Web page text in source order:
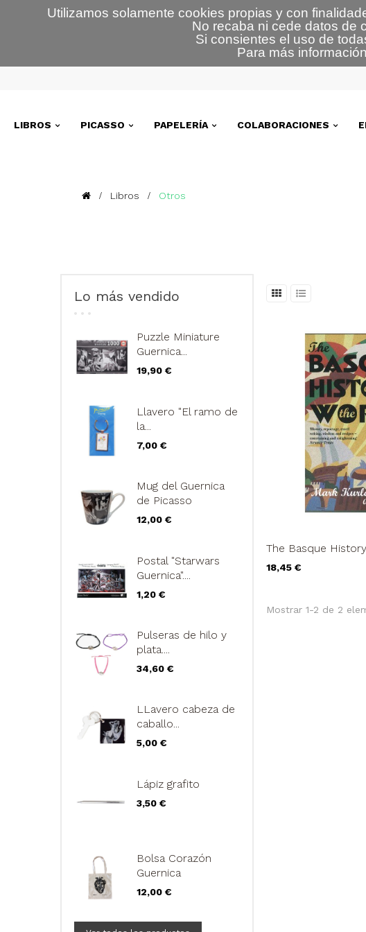
LIBROS PICASSO PAPELERÍA COLABORACIONES
Libros Otros
Lo más vendido
Puzzle Miniature
Guernica...
Precio
19,90 €
Llavero "El ramo de
la...
Precio
7,00 €
Mug del Guernica
de Picasso
Precio
12,00 €
Postal "Starwars
Guernica"....
Precio
1,20 €
Pulseras de hilo y
plata....
Precio
34,60 €
LLavero cabeza de
caballo...
Precio
5,00 €
Lápiz grafito
Precio
3,50 €
Bolsa Corazón
Guernica
Precio
12,00 €
The Basque
Precio
18,45 €
Mostrar 1-2 de 2
Utilizamos solamente cookies propias y con
No recaba ni cede datos de
Si consientes el uso de
Para más